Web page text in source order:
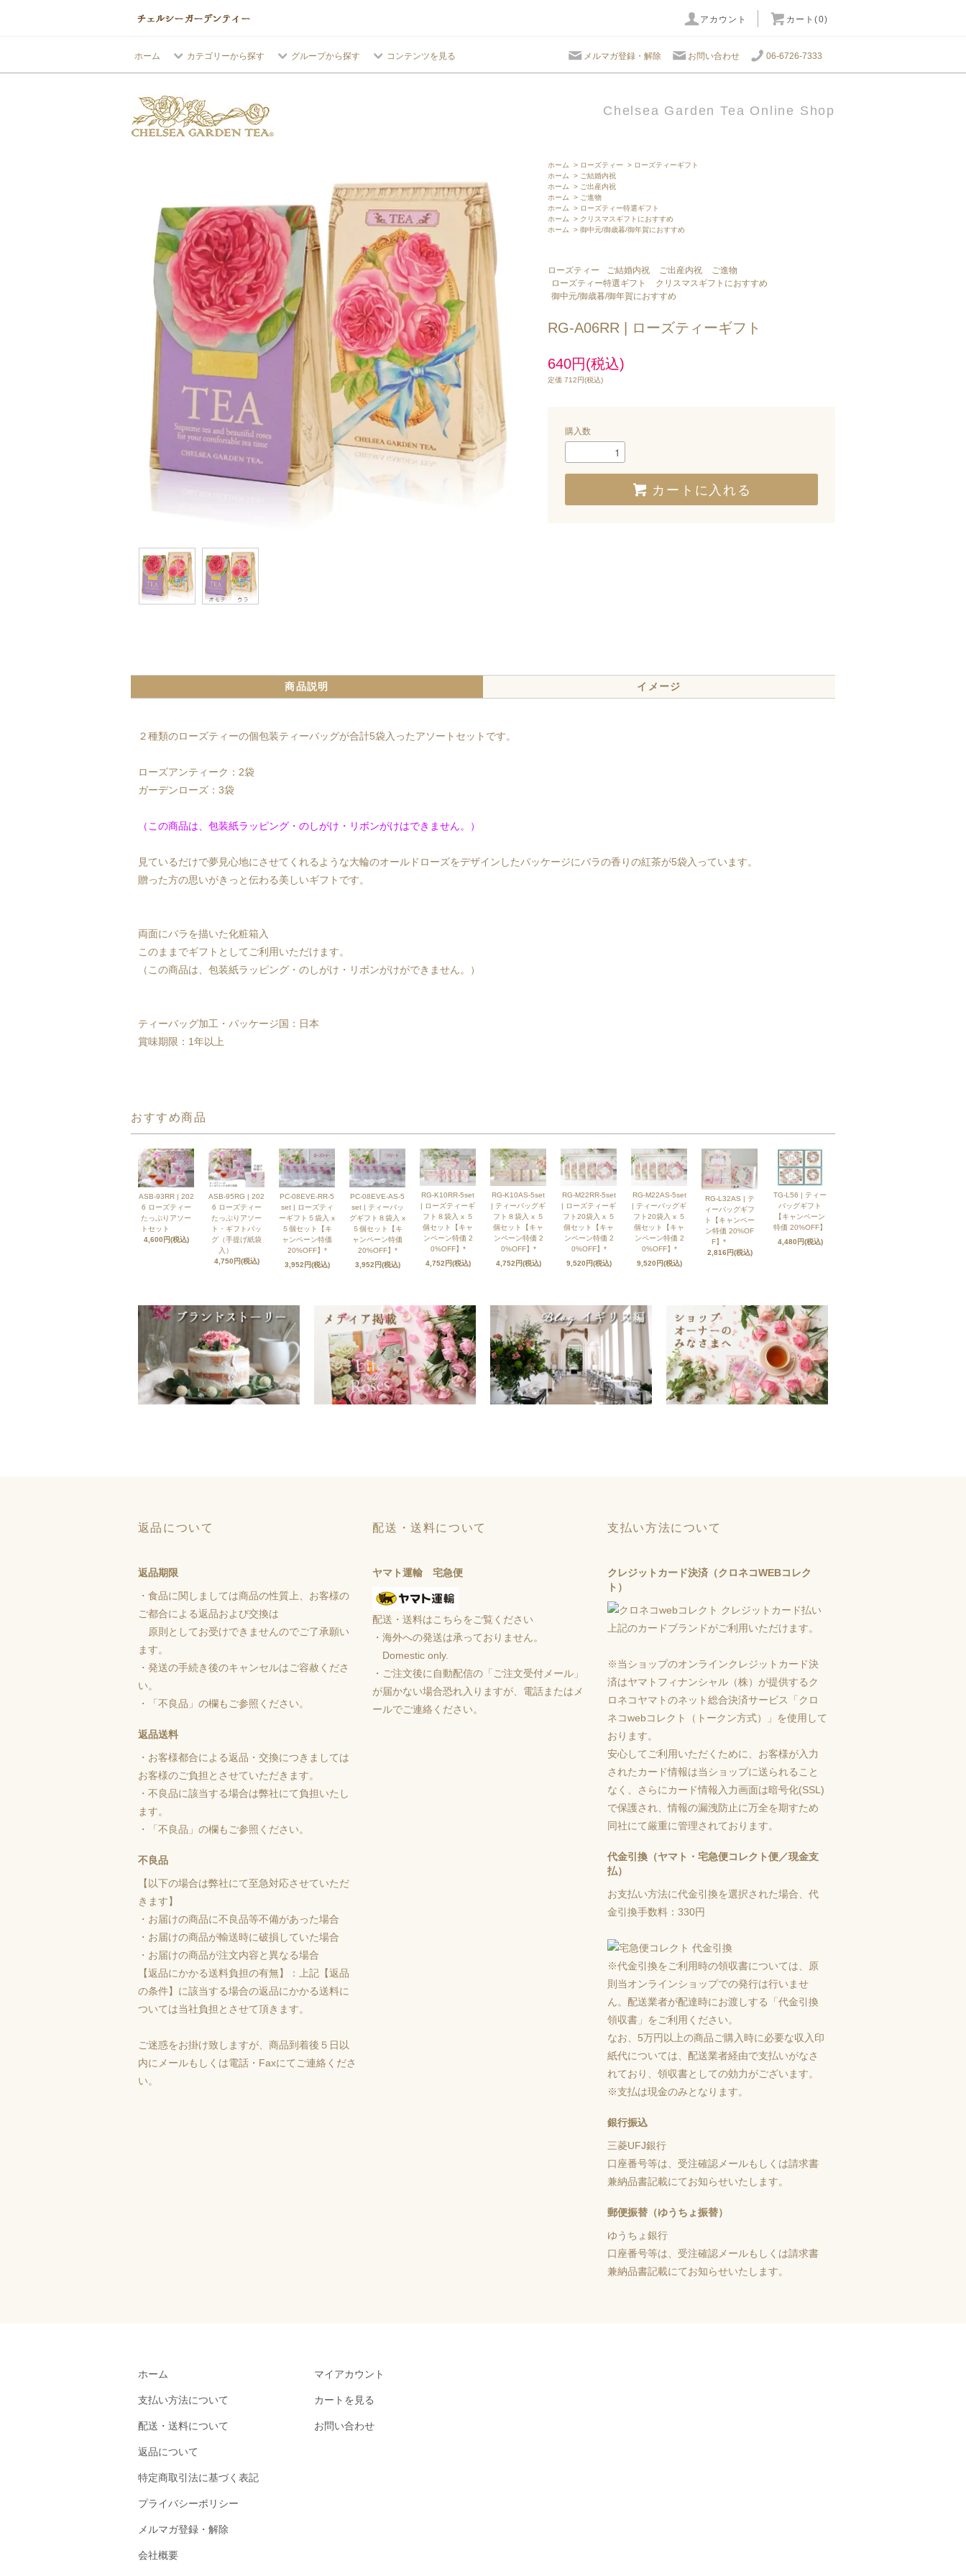
アカウント カート(0)
ホーム カテゴリーから探す グループから探す コンテンツを見る メルマガ登録・解除 お問い合わせ 06-6726-7333
Chelsea Garden Tea Online Shop
ホーム > ローズティー > ローズティーギフト
ホーム
> ご結婚内祝
ホーム
> ご出産内祝
ホーム
> ご進物
ホーム
> ローズティー特選ギフト
ホーム
> クリスマスギフトにおすすめ
ホーム
> 御中元/御歳暮/御年賀におすすめ
ローズティー ご結婚内祝 ご出産内祝
ご進物
ローズティー特選ギフト
クリスマスギフトにおすすめ
御中元/御歳暮/御年賀におすすめ
RG-A06RR | ローズティーギフト
640円(税込)
定価 712円(税込)
購入数
カートに入れる
商品説明 イメージ
２種類のローズティーの個包装ティーバッグが合計5袋入ったアソートセットです。
ローズアンティーク：2袋
ガーデンローズ：3袋
（この商品は、包装紙ラッピング・のしがけ・リボンがけはできません。）
見ているだけで夢見心地にさせてくれるような大輪のオールドローズをデザインしたパッケージにバラの香りの紅茶が5袋入っています。
贈った方の思いがきっと伝わる美しいギフトです。
両面にバラを描いた化粧箱入
このままでギフトとしてご利用いただけます。
（この商品は、包装紙ラッピング・のしがけ・リボンがけができません。）
ティーバッグ加工・パッケージ国：日本
賞味期限：1年以上
おすすめ商品
ASB-93RR | 202
6 ローズティー
たっぷりアソー
トセット
4,600円(税込)
ASB-95RG | 202
6 ローズティー
たっぷりアソー
ト・ギフトバッ
グ（手提げ紙袋
入）
4,750円(税込)
PC-08EVE-RR-5
set | ローズティ
ーギフト５袋入 x
５個セット【キ
ャンペーン特価
20%OFF】*
3,952円(税込)
PC-08EVE-AS-5
set | ティーバッ
グギフト８袋入 x
５個セット【キ
ャンペーン特価
20%OFF】*
3,952円(税込)
RG-K10RR-5set
| ローズティーギ
フト８袋入 x ５
個セット【キャ
ンペーン特価 2
0%OFF】*
4,752円(税込)
RG-K10AS-5set
| ティーバッグギ
フト８袋入 x ５
個セット【キャ
ンペーン特価 2
0%OFF】*
4,752円(税込)
RG-M22RR-5set
| ローズティーギ
フト20袋入 x ５
個セット【キャ
ンペーン特価 2
0%OFF】*
9,520円(税込)
RG-M22AS-5set
| ティーバッグギ
フト20袋入 x ５
個セット【キャ
ンペーン特価 2
0%OFF】*
9,520円(税込)
RG-L32AS | テ
ィーバッグギフ
ト【キャンペー
ン特価 20%OF
F】*
2,816円(税込)
TG-L56 | ティー
バッグギフト
【キャンペーン
特価 20%OFF】
4,480円(税込)
返品について
返品期限
・食品に関しましては商品の性質上、お客様の
ご都合による返品および交換は
原則としてお受けできませんのでご了承願い
ます。
・発送の手続き後のキャンセルはご容赦くださ
い。
・「不良品」の欄もご参照ください。
返品送料
・お客様都合による返品・交換につきましては
お客様のご負担とさせていただきます。
・不良品に該当する場合は弊社にて負担いたし
ます。
・「不良品」の欄もご参照ください。
不良品
【以下の場合は弊社にて至急対応させていただ
きます】
・お届けの商品に不良品等不備があった場合
・お届けの商品が輸送時に破損していた場合
・お届けの商品が注文内容と異なる場合
【返品にかかる送料負担の有無】：上記【返品
の条件】に該当する場合の返品にかかる送料に
ついては当社負担とさせて頂きます。
ご迷惑をお掛け致しますが、商品到着後５日以
内にメールもしくは電話・Faxにてご連絡くださ
い。
配送・送料について
ヤマト運輸 宅急便
配送・送料はこちらをご覧ください
・海外への発送は承っておりません。
Domestic only.
・ご注文後に自動配信の「ご注文受付メール」
が届かない場合恐れ入りますが、電話またはメ
ールでご連絡ください。
支払い方法について
クレジットカード決済（クロネコWEBコレク
ト）
上記のカードブランドがご利用いただけます。
※当ショップのオンラインクレジットカード決
済はヤマトフィナンシャル（株）が提供するク
ロネコヤマトのネット総合決済サービス「クロ
ネコwebコレクト（トークン方式）」を使用して
おります。
安心してご利用いただくために、お客様が入力
されたカード情報は当ショップに送られること
なく、さらにカード情報入力画面は暗号化(SSL)
で保護され、情報の漏洩防止に万全を期すため
同社にて厳重に管理されております。
代金引換（ヤマト・宅急便コレクト便／現金支
払）
お支払い方法に代金引換を選択された場合、代
金引換手数料：330円
※代金引換をご利用時の領収書については、原
則当オンラインショップでの発行は行いませ
ん。配送業者が配達時にお渡しする「代金引換
領収書」をご利用ください。
なお、5万円以上の商品ご購入時に必要な収入印
紙代については、配送業者経由で支払いがなさ
れており、領収書としての効力がございます。
※支払は現金のみとなります。
銀行振込
三菱UFJ銀行
口座番号等は、受注確認メールもしくは請求書
兼納品書記載にてお知らせいたします。
郵便振替（ゆうちょ振替）
ゆうちょ銀行
口座番号等は、受注確認メールもしくは請求書
兼納品書記載にてお知らせいたします。
ホーム
支払い方法について
配送・送料について
返品について
特定商取引法に基づく表記
プライバシーポリシー
メルマガ登録・解除
会社概要
マイアカウント
カートを見る
お問い合わせ